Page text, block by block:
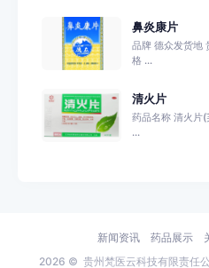
鼻炎康片
品牌 德众发货地
格 ...
清火片
药品名称 清火片
...
2026 © 贵州梵医云科技有限责任
新闻资讯 药品展示